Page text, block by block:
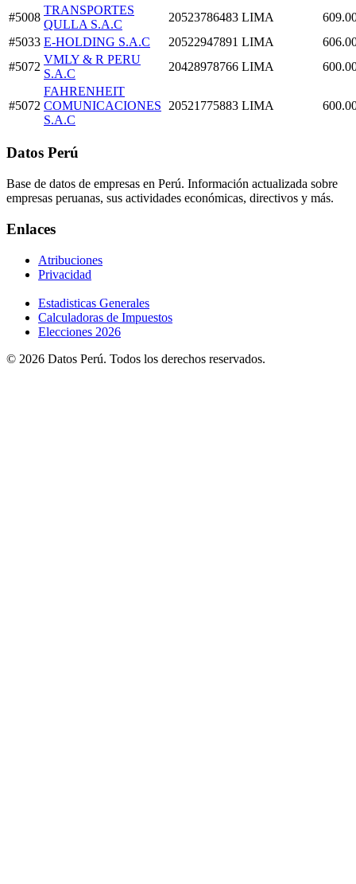
#5008
TRANSPORTES
QULLA S.A.C
20523786483 LIMA
#5033 E-HOLDING S.A.C 20522947891 LIMA
#5072
VMLY & R PERU
S.A.C
20428978766 LIMA
#5072
FAHRENHEIT
COMUNICACIONES
S.A.C
20521775883 LIMA
Datos Perú
Base de datos de empresas en Perú. Información actualizada sobre
empresas peruanas, sus actividades económicas, directivos y más.
Enlaces
Atribuciones
Privacidad
Estadisticas Generales
Calculadoras de Impuestos
Elecciones 2026
© 2026 Datos Perú. Todos los derechos reservados.